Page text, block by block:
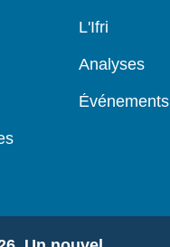
Navigation
L'Ifri
Analyses
Événements